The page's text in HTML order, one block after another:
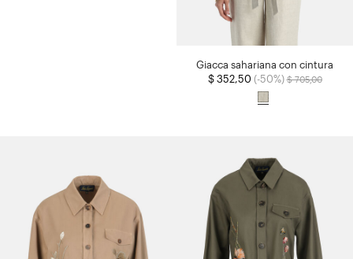
Giacca sahariana con cintura
$ 352,50 (-50%)Prezzo ridotto
$ 705,00a